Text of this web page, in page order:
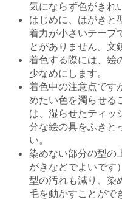
気にならず色がきれ
はじめに、はがきと
着力が小さいテープ
とがありません。文
着色する際には、絵
少なめにします。
着色中の注意点です
めたい色を濁らせる
は、湿らせたティッ
分な絵の具をふきと
い。
染めない部分の型の
がきなどでよいです
型の汚れも減り、染
毛を動かすことがで